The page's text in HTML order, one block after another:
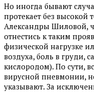
Но иногда бывают
протекает без высокой
Александры Шиловой,
отнестись к таким
физической нагрузке
воздуха, боль в груди,
кислородом). По сути,
вирусной пневмонии,
указывают. За